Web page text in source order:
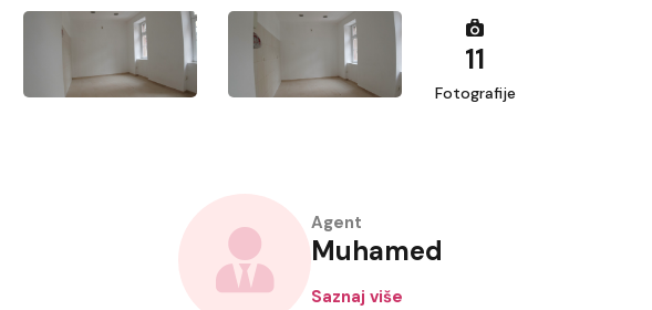
11
Fotografije
Agent
Muhamed
Saznaj više